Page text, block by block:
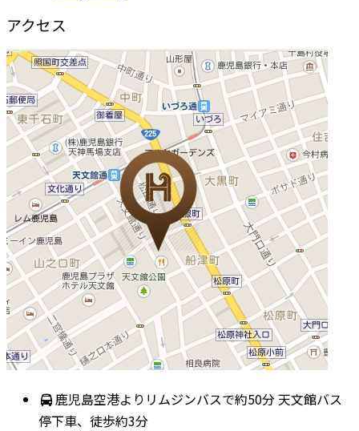
アクセス
鹿児島空港よりリムジンバスで約50分 天文館バス
停下車、徒歩約3分